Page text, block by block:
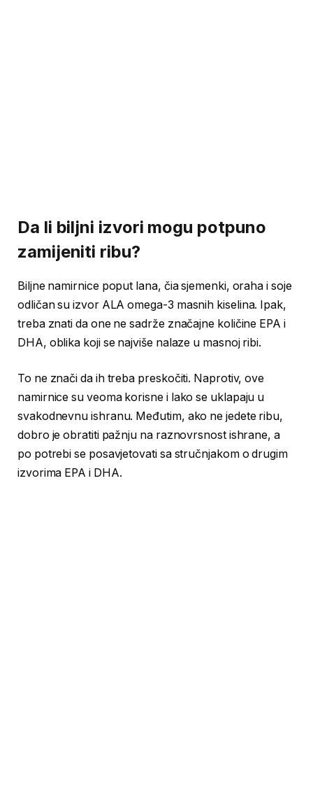
Da li biljni izvori mogu potpuno
zamijeniti ribu?
Biljne namirnice poput lana, čia sjemenki, oraha i soje
odličan su izvor ALA omega-3 masnih kiselina. Ipak,
treba znati da one ne sadrže značajne količine EPA i
DHA, oblika koji se najviše nalaze u masnoj ribi.
To ne znači da ih treba preskočiti. Naprotiv, ove
namirnice su veoma korisne i lako se uklapaju u
svakodnevnu ishranu. Međutim, ako ne jedete ribu,
dobro je obratiti pažnju na raznovrsnost ishrane, a
po potrebi se posavjetovati sa stručnjakom o drugim
izvorima EPA i DHA.